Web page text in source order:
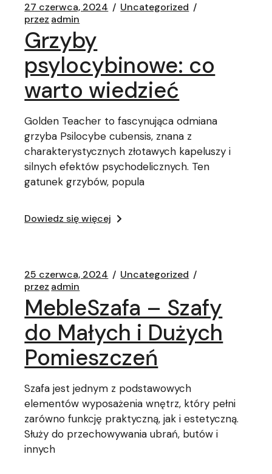
27 czerwca, 2024
Uncategorized
przez admin
Grzyby
psylocybinowe: co
warto wiedzieć
Golden Teacher to fascynująca odmiana
grzyba Psilocybe cubensis, znana z
charakterystycznych złotawych kapeluszy i
silnych efektów psychodelicznych. Ten
gatunek grzybów, popula
Dowiedz się więcej
25 czerwca, 2024
Uncategorized
przez admin
MebleSzafa – Szafy
do Małych i Dużych
Pomieszczeń
Szafa jest jednym z podstawowych
elementów wyposażenia wnętrz, który pełni
zarówno funkcję praktyczną, jak i estetyczną.
Służy do przechowywania ubrań, butów i
innych